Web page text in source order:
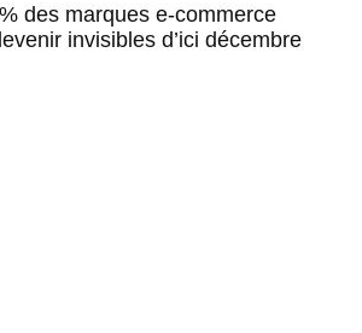
des marques e-commerce
invisibles d’ici décembre